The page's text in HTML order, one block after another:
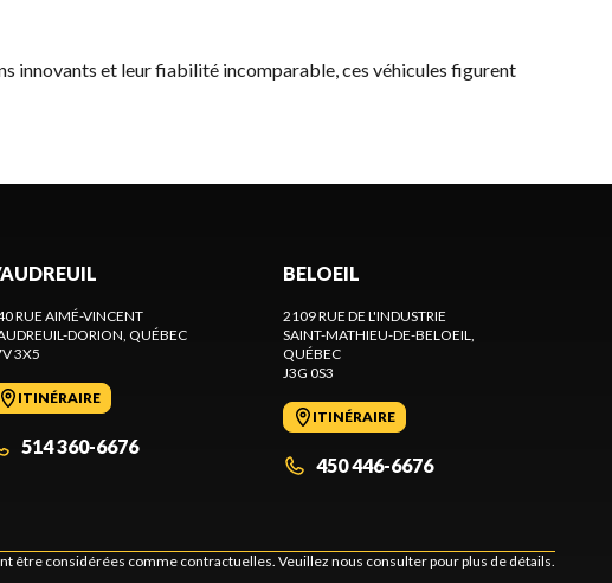
innovants et leur fiabilité incomparable, ces véhicules figurent
RUE AIMÉ-VINCENT
DORION, QUÉBEC
3X5
ITINÉRAIRE
514 360-6676
BELOEIL
2109 RUE DE L'INDUSTRIE
SAINT-MATHIEU-DE-BELOEIL,
QUÉBEC
J3G 0S3
ITINÉRAIRE
450 446-6676
être considérées comme contractuelles. Veuillez nous consulter pour plus de détails.